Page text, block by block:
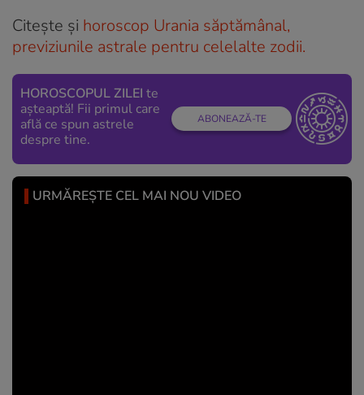
Citește și horoscop Urania săptămânal,
previziunile astrale pentru celelalte zodii.
HOROSCOPUL ZILEI te
așteaptă! Fii primul care
află ce spun astrele
despre tine.
ABONEAZĂ-TE
URMĂREȘTE CEL MAI NOU VIDEO